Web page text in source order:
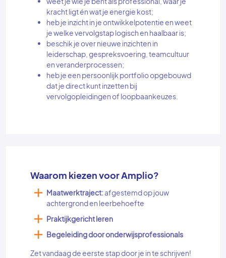
kracht ligt én wat je energie kost;
heb je inzicht in je ontwikkelpotentie en weet
je welke vervolgstap logisch en haalbaar is;
beschik je over nieuwe inzichten in
leiderschap, gespreksvoering, teamcultuur
en veranderprocessen;
heb je een persoonlijk portfolio opgebouwd
dat je direct kunt inzetten bij
vervolgopleidingen of loopbaankeuzes.
Waarom kiezen voor Amplio?
Maatwerktraject:afgestemd op jouw
achtergrond en leerbehoefte
Praktijkgericht leren
Begeleiding door onderwijsprofessionals
Zet vandaag de eerste stap door je in te schrijven!